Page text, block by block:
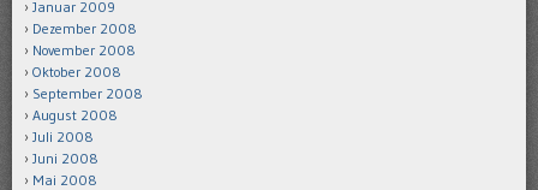
Januar 2009
Dezember 2008
November 2008
Oktober 2008
September 2008
August 2008
Juli 2008
Juni 2008
Mai 2008